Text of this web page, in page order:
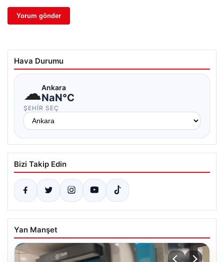
Hava Durumu
☁Ankara
NaN°C
ŞEHIR SEÇ
Bizi Takip Edin
Yan Manşet